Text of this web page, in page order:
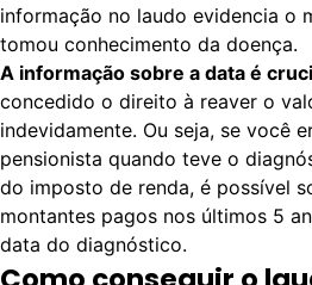
informação no laudo evidencia o
tomou conhecimento da doença.
A informação sobre a data é
concedido o direito à reaver o
indevidamente. Ou seja, se você
pensionista quando teve o
do imposto de renda, é possível
montantes pagos nos últimos 5
data do diagnóstico.